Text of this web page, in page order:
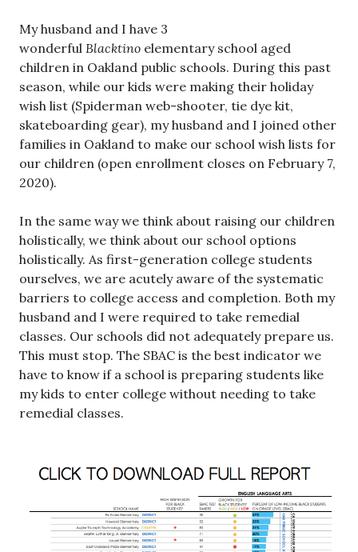
My husband and I have 3
wonderful Blacktino elementary school aged
children in Oakland public schools. During this past
season, while our kids were making their holiday
wish list (Spiderman web-shooter, tie dye kit,
skateboarding gear), my husband and I joined other
families in Oakland to make our school wish lists for
our children (open enrollment closes on February 7,
2020).
In the same way we think about raising our children
holistically, we think about our school options
holistically. As first-generation college students
ourselves, we are acutely aware of the systematic
barriers to college access and completion. Both my
husband and I were required to take remedial
classes. Our schools did not adequately prepare us.
This must stop. The SBAC is the best indicator we
have to know if a school is preparing students like
my kids to enter college without needing to take
remedial classes.